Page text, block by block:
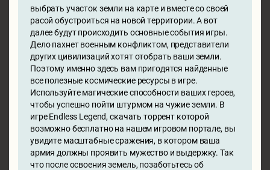
выбрать участок земли на карте и вместе со своей
расой обустроиться на новой территории. А вот
далее будут происходить основные события игры.
Дело пахнет военным конфликтом, представители
других цивилизаций хотят отобрать ваши земли.
Поэтому именно здесь вам пригодятся найденные
все полезные космические ресурсы в игре.
Используйте магические способности ваших героев,
чтобы успешно пойти штурмом на чужие земли. В
игре Endless Legend, скачать торрент которой
возможно бесплатно на нашем игровом портале, вы
увидите масштабные сражения, в котором ваша
армия должны проявить мужество и выдержку. Так
что после освоения земель, позаботьтесь об